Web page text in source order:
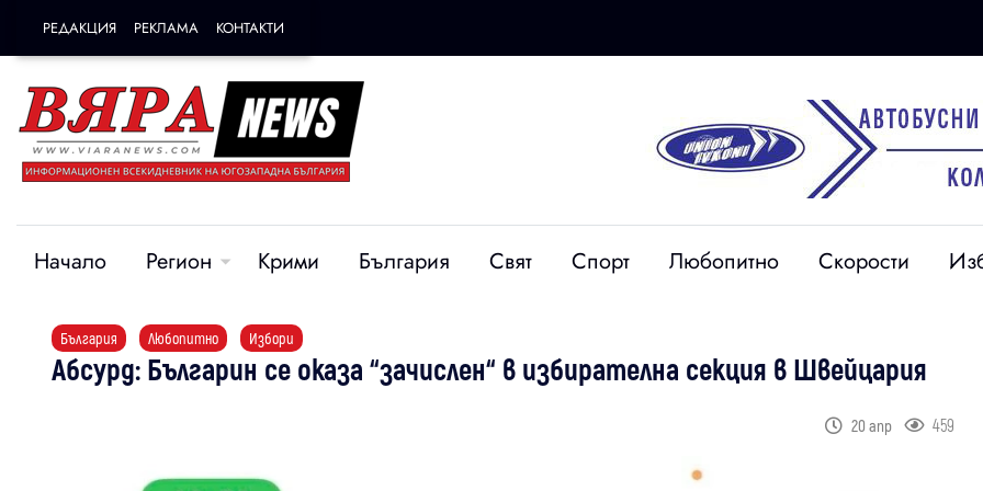
РЕДАКЦИЯ РЕКЛАМА КОНТАКТИ
Начало Регион Крими България Свят Спорт Любопитно Скорости
България Любопитно Избори
Абсурд: Българин се оказа “зачислен“ в избирателна секция в Швейцария
20 апр 459